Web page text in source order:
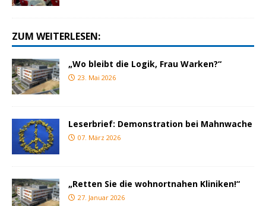
ZUM WEITERLESEN:
„Wo bleibt die Logik, Frau Warken?“
23. Mai 2026
Leserbrief: Demonstration bei Mahnwache
07. März 2026
„Retten Sie die wohnortnahen Kliniken!“
27. Januar 2026